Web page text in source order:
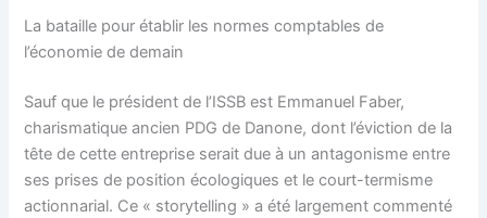
La bataille pour établir les normes comptables de
l’économie de demain
Sauf que le président de l’ISSB est Emmanuel Faber,
charismatique ancien PDG de Danone, dont l’éviction de la
tête de cette entreprise serait due à un antagonisme entre
ses prises de position écologiques et le court-termisme
actionnarial. Ce « storytelling » a été largement commenté